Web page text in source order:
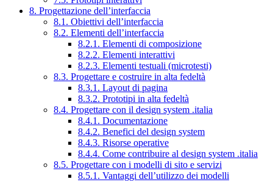
8. Progettazione dell’interfaccia
8.1. Obiettivi dell’interfaccia
8.2. Elementi dell’interfaccia
8.2.1. Elementi di composizione
8.2.2. Elementi interattivi
8.2.3. Elementi testuali (microtesti)
8.3. Progettare e costruire in alta fedeltà
8.3.1. Layout di pagina
8.3.2. Prototipi in alta fedeltà
8.4. Progettare con il design system .italia
8.4.1. Documentazione
8.4.2. Benefici del design system
8.4.3. Risorse operative
8.4.4. Come contribuire al design system .italia
8.5. Progettare con i modelli di sito e servizi
8.5.1. Vantaggi dell’utilizzo dei modelli